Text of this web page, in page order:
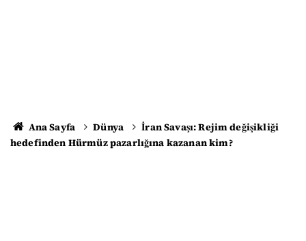
Ana Sayfa Dünya
İran Savaşı: Rejim değişikliği
hedefinden Hürmüz pazarlığına kazanan kim?